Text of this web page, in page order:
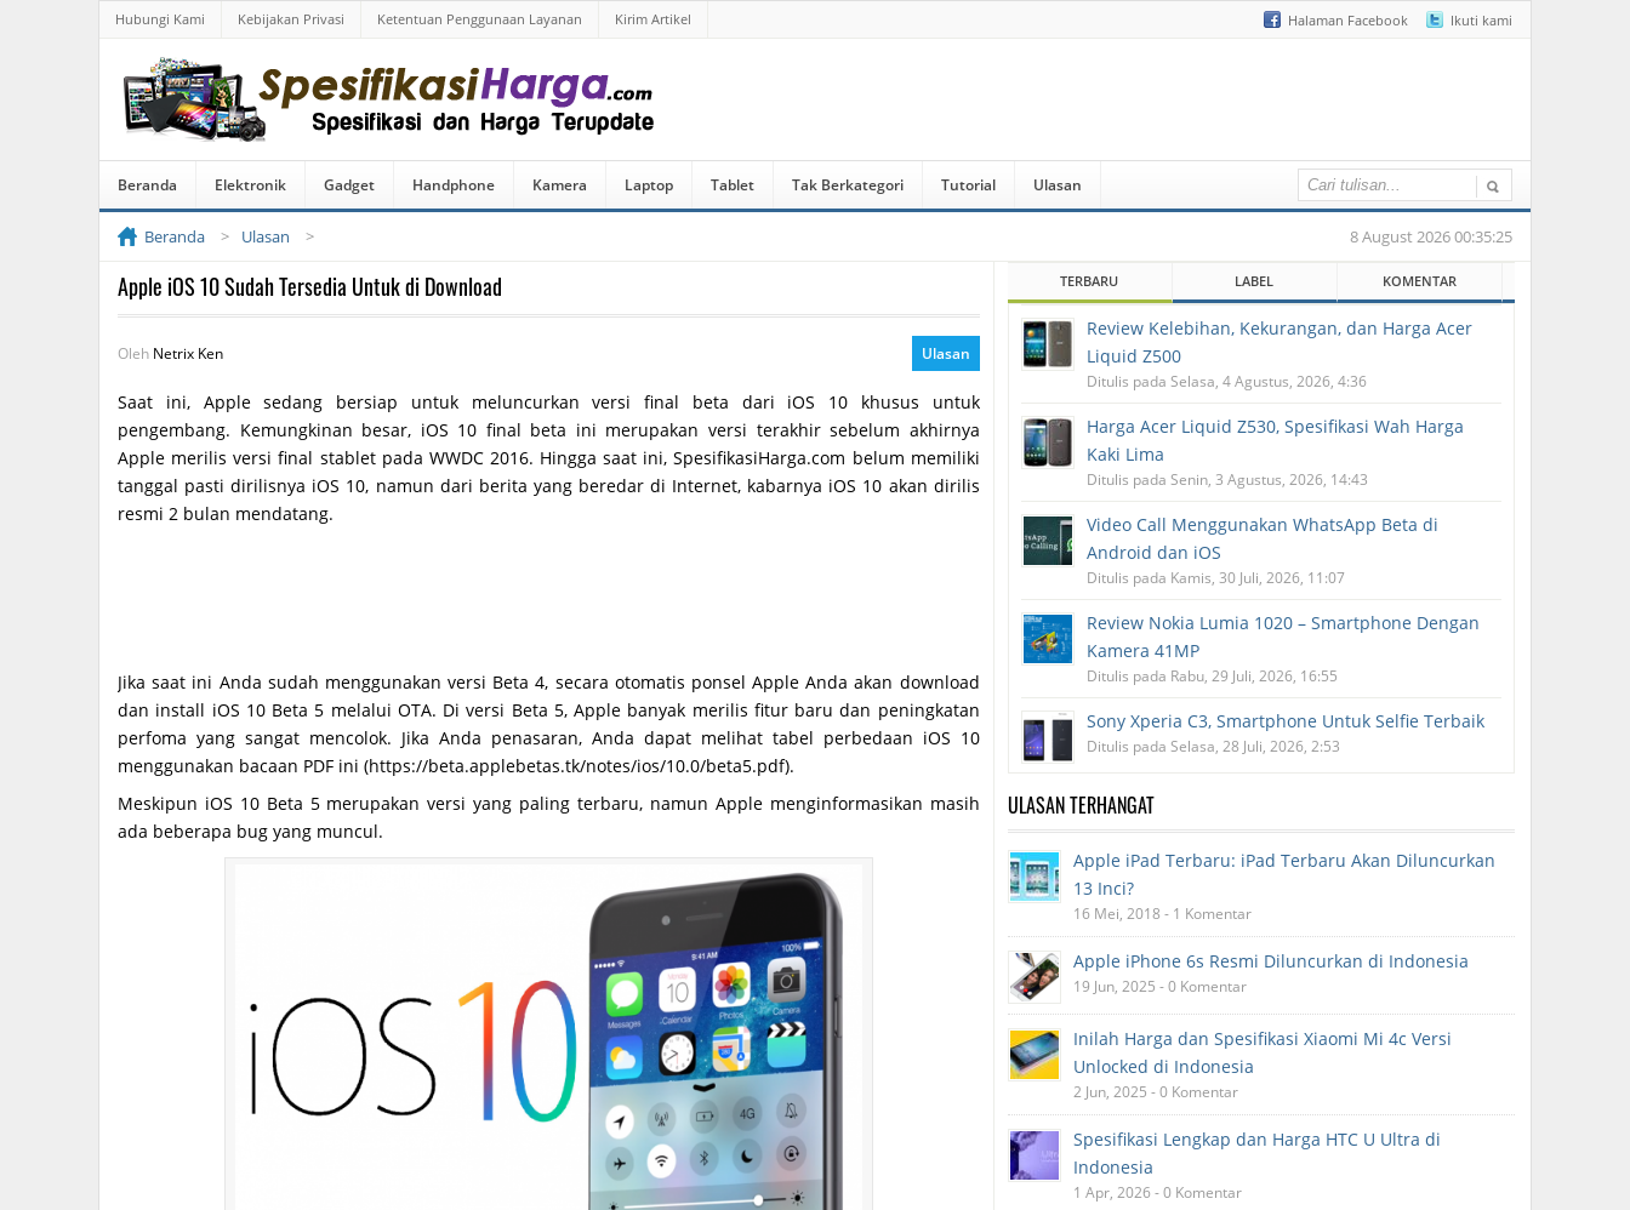
Halaman Facebook Ikuti kami
Hubungi Kami Kebijakan Privasi Ketentuan Penggunaan Layanan Kirim Artikel
Beranda Elektronik Gadget Handphone Kamera Laptop Tablet Tak Berkategori Tutorial Ulasan
Beranda Ulasan 8 August 2026 00:35:25
Apple iOS 10 Sudah Tersedia Untuk di Download
Oleh Netrix Ken Ulasan
Saat ini, Apple sedang bersiap untuk meluncurkan versi final beta dari iOS 10 khusus untuk
pengembang. Kemungkinan besar, iOS 10 final beta ini merupakan versi terakhir sebelum akhirnya
Apple merilis versi final stablet pada WWDC 2016. Hingga saat ini, SpesifikasiHarga.com belum memiliki
tanggal pasti dirilisnya iOS 10, namun dari berita yang beredar di Internet, kabarnya iOS 10 akan dirilis
resmi 2 bulan mendatang.
Jika saat ini Anda sudah menggunakan versi Beta 4, secara otomatis ponsel Apple Anda akan download
dan install iOS 10 Beta 5 melalui OTA. Di versi Beta 5, Apple banyak merilis fitur baru dan peningkatan
perfoma yang sangat mencolok. Jika Anda penasaran, Anda dapat melihat tabel perbedaan iOS 10
menggunakan bacaan PDF ini (https://beta.applebetas.tk/notes/ios/10.0/beta5.pdf).
Meskipun iOS 10 Beta 5 merupakan versi yang paling terbaru, namun Apple menginformasikan masih
ada beberapa bug yang muncul.
TERBARU LABEL KOMENTAR
Review Kelebihan, Kekurangan, dan Harga Acer
Liquid Z500
Ditulis pada Selasa, 4 Agustus, 2026, 4:36
Harga Acer Liquid Z530, Spesifikasi Wah Harga
Kaki Lima
Ditulis pada Senin, 3 Agustus, 2026, 14:43
Video Call Menggunakan WhatsApp Beta di
Android dan iOS
Ditulis pada Kamis, 30 Juli, 2026, 11:07
Review Nokia Lumia 1020 – Smartphone Dengan
Kamera 41MP
Ditulis pada Rabu, 29 Juli, 2026, 16:55
Sony Xperia C3, Smartphone Untuk Selfie Terbaik
Ditulis pada Selasa, 28 Juli, 2026, 2:53
ULASAN TERHANGAT
Apple iPad Terbaru: iPad Terbaru Akan Diluncurkan
13 Inci?
16 Mei, 2018 - 1 Komentar
Apple iPhone 6s Resmi Diluncurkan di Indonesia
19 Jun, 2025 - 0 Komentar
Inilah Harga dan Spesifikasi Xiaomi Mi 4c Versi
Unlocked di Indonesia
2 Jun, 2025 - 0 Komentar
Spesifikasi Lengkap dan Harga HTC U Ultra di
Indonesia
1 Apr, 2026 - 0 Komentar